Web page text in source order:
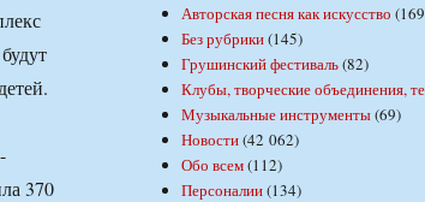
370
Авторская песня как искусство
Без рубрики(145)
Грушинский фестиваль(82)
Клубы, творческие объединения,
Музыкальные инструменты(69)
Новости(42 062)
Обо всем(112)
Персоналии(134)